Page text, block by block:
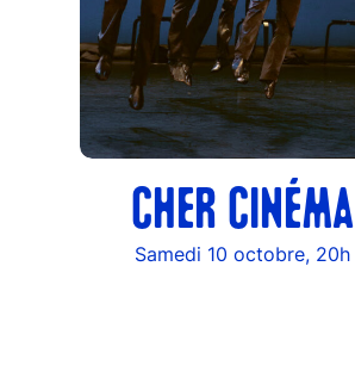
CHER CINÉMA
Samedi 10 octobre, 20h